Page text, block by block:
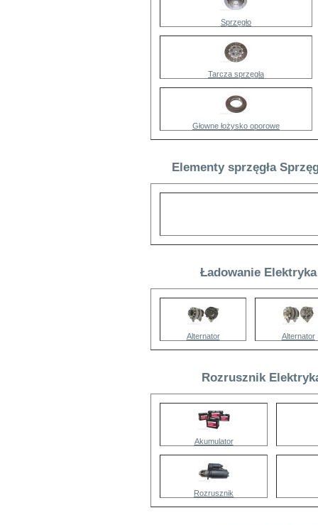
Sprzęgło
Tarcza sprzęgła
Głowne łożysko oporowe
Elementy sprzęgła
Ładowanie
Alternator Alternator
Rozrusznik
Akumulator
Rozrusznik